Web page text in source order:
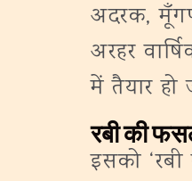
अदरक,
अरहर
में तैयार हो
रबी की
इसको